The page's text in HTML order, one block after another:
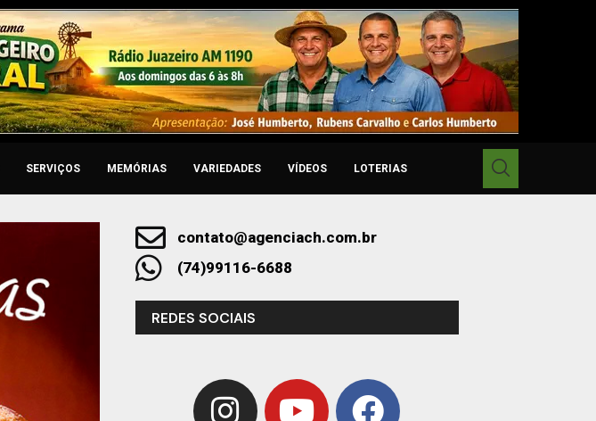
SERVIÇOS MEMÓRIAS VARIEDADES VÍDEOS LOTERIAS
contato@agenciach.com.br
(74)99116-6688
REDES SOCIAIS